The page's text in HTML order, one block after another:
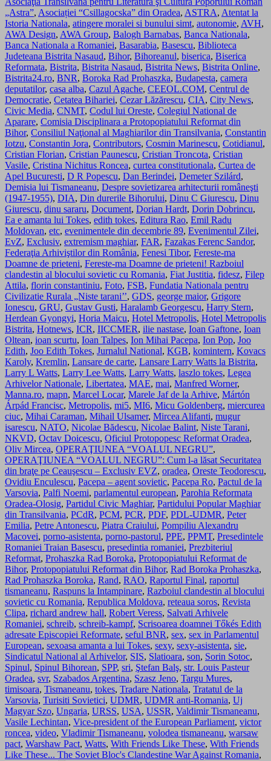
„Astra”, Asociației “Csillagocska” din Oradea, ASTRA, Atentat la
Istoria Nationala, atingere moralei si bunului simt, autonomie, AVH,
AWA Design, AWA Group, Balogh Barnabas, Banca Nationala,
Banca Nationala a Romaniei, Basarabia, Basescu, Biblioteca
Judeteana Bistrita Nasaud, Bihor, Bihoreanul, biserica, Biserica
Reformata, Bistrita, Bistrita Nasaud, Bistrita News, Bistrita Online,
Bistrita24.ro, BNR, Boroka Rad Prohaszka, Budapesta, camera
deputatilor, casa alba, Cazul Agache, CEEOL.COM, Centrul de
Democratie, Cetatea Bihariei, Cezar Lăzărescu, CIA, City News,
Civic Media, CNMT, Codul lui Oreste, Colegiul National de
Aparare, Comisia Disciplinara a Protopopiatului Reformat din
Bihor, Consiliul Naţional al Maghiarilor din Transilvania, Constantin
Iotzu, Constantin Jora, Contributors, Cosmin Marinescu, Cotidianul,
Cristian Florian, Cristian Paunescu, Cristian Troncota, Cristian
Vasile, Cristina Nichitus Roncea, curtea constitutionala, Curtea de
Apel Bucuresti, D R Popescu, Dan Berindei, Demeter Szilárd,
Demisia lui Tismaneanu, Despre sovietizarea arhitecturii româneşti
(1947-1955), DIA, Din durerile Bihorului, Dinu C Giurescu, Dinu
Giurescu, dinu sararu, Document, Dorian Hardt, Dorin Dobrincu,
Ea e amanta lui Tokes, edith tokes, Editura Rao, Emil Radu
Moldovan, etc, evenimentele din decembrie 89, Evenimentul Zilei,
EvZ, Exclusiv, extremism maghiar, FAR, Fazakas Ferenc Sandor,
Federaţia Arhiviştilor din România, Fenesi Tibor, Fereste-ma
Doamne de prieteni, Fereste-ma Doamne de prieteni! Razboiul
clandestin al blocului sovietic cu Romania, Fiat Justitia, fidesz, Filep
Attila, florin constantiniu, Foto, FSB, Fundatia Nationala pentru
Civilizatie Rurala „Niste tarani’’, GDS, george maior, Grigore
Ionescu, GRU, Gustav Gusti, Haralamb Georgescu, Harry Stern,
Herdean Gyongyi, Horia Maicu, Hotel Metropolis, Hotel Metropolis
Bistrita, Hotnews, ICR, IICCMER, ilie nastase, Ioan Gaftone, Ioan
Oltean, ioan scurtu, Ioan Talpes, Ion Mihai Pacepa, Ion Pop, Joo
Edith, Joo Edith Tokes, Jurnalul National, KGB, komintern, Kovacs
Karoly, Kremlin, Lansare de carte, Lansare Larry Watts la Bistrita,
Larry L Watts, Larry Lee Watts, Larry Watts, laszlo tokes, Legea
Arhivelor Nationale, Libertatea, MAE, mai, Manfred Worner,
Manna.ro, mapn, Marcel Locar, Marele Jaf de la Arhive, Mártón
Árpád Francisc, Metropolis, mi5, MI6, Micu Goldenberg, miercurea
ciuc, Mihai Caraman, Mihail Ulsamer, Mircea Alifanti, mugur
isarescu, NATO, Nicolae Bădescu, Nicolae Balint, Niste Tarani,
NKVD, Octav Doicescu, Oficiul Protopopesc Reformat Oradea,
Oliv Mircea, OPERAŢIUNEA “VOALUL NEGRU”,
OPERAŢIUNEA “VOALUL NEGRU”: Cum l-a lăsat Securitatea
din braţe pe Ceauşescu – Exclusiv EVZ, oradea, Oreste Teodorescu,
Ovidiu Enculescu, Pacepa – agent sovietic, Pacepa Ro, Pactul de la
Varsovia, Palfi Noemi, parlamentul european, Parohia Reformata
Oradea-Olosig, Partidul Civic Maghiar, Partidului Popular Maghiar
din Transilvania, PCdR, PCM, PCR, PDF, PDL-UDMR, Peter
Emilia, Petre Antonescu, Piatra Craiului, Pompiliu Alexandru
Macovei, porno-asistenta, porno-pastorul, PPE, PPMT, Presedintele
Romaniei Traian Basescu, presedintia romaniei, Prezbiteriul
Reformat, Prohaszka Rad Boroka, Protopopiatului Reformat de
Bihor, Protopopiatului Reformat din Bihor, Rad Boroka Prohaszka,
Rad Prohaszka Boroka, Rand, RAO, Raportul Final, raportul
tismaneanu, Raspuns la Intampinare, Razboiul clandestin al blocului
sovietic cu Romania, Republica Moldova, reteaua soros, Revista
Clipa, richard andrew hall, Robert Veress, Salvati Arhivele
Romaniei, schreib, schreib-kampf, Scrisoarea doamnei Tőkés Edith
adresate Episcopiei Reformate, seful BNR, sex, sex in Parlamentul
European, sexoasa amanta a lui Tokes, sexy, sexy-asistenta, sie,
Sindicatul National al Arhivelor, SIS, Slatioara, son, Sorin Sotoc,
Spinul, Spinul Bihorean, SPP, sri, Ştefan Balş, str. Louis Pasteur
Oradea, svr, Szabados Argentina, Szasz Jeno, Targu Mures,
timisoara, Tismaneanu, tokes, Tradare Nationala, Tratatul de la
Varsovia, Turisiti Sovietici, UDMR, UDMR anti-Romania, Uj
Magyar Szo, Ungaria, URSS, USA, USSR, Valdimir Tismaneanu,
Vasile Lechintan, Vice-president of the European Parliament, victor
roncea, video, Vladimir Tismaneanu, volodea tismaneanu, warsaw
pact, Warshaw Pact, Watts, With Friends Like These, With Friends
Like These... The Soviet Bloc's Clandestine War Against Romania,